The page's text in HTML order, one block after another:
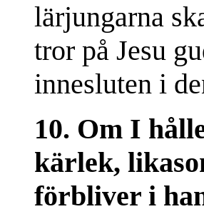
lärjungarna
tror på Jesu
innesluten i
10. Om I
kärlek,
förbliver i